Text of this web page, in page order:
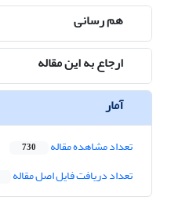
هم رسانی
ارجاع به این مقاله
آمار
تعداد مشاهده مقاله 730
تعداد دریافت فایل اصل مقاله